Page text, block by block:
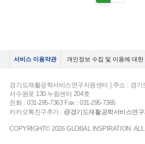
서비스 이용약관 개인정보 수집 및 이용에 대한
경기도재활공학서비스연구지원센터 | 주소 : 경기
서수원로 130 누림센터 204호
전화 : 031-295-7363 Fax : 031-295-7365
카카오톡친구추가 : @경기도재활공학서비스연
COPYRIGHT© 2026 GLOBAL INSPIRATION.